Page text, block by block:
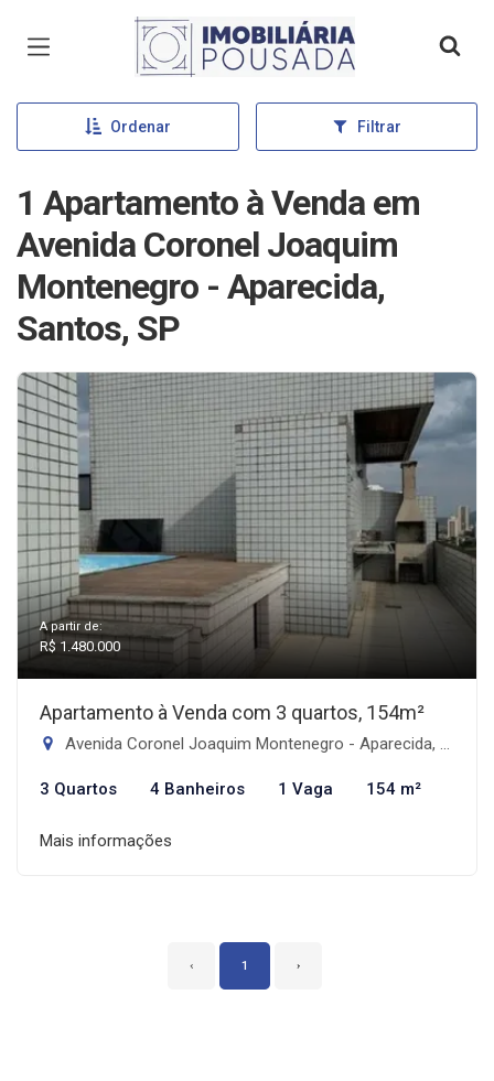
Página inicial
Ordenar Filtrar
1 Apartamento à Venda em
Avenida Coronel Joaquim
Montenegro - Aparecida,
Santos, SP
A partir de:
R$ 1.480.000
Apartamento à Venda com 3 quartos, 154m²
Avenida Coronel Joaquim Montenegro - Aparecida, Santos-SP
3 Quartos 4 Banheiros 1 Vaga 154 m²
Mais informações
‹ 1 ›